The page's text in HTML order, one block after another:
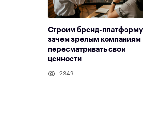
Строим бренд-
зачем зрелым компаниям
пересматривать свои
ценности
2349